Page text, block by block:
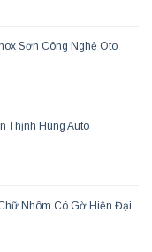
Sơn Công Nghệ Oto
Thịnh Hùng Auto
Nhôm Có Gờ Hiện Đại